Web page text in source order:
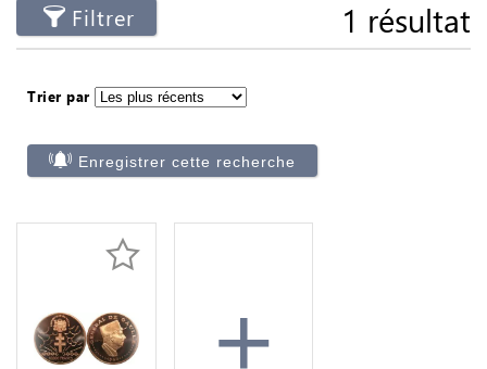
Filtrer 1 résultat
Trier par
Enregistrer cette recherche
+